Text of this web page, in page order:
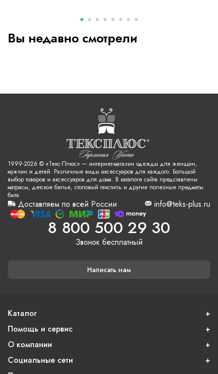
Вы недавно смотрели
1999-2026 © «Текс-Плюс» — интернет-магазин одежды для женщин,
мужчин и детей. Различные виды аксессуаров для каждого. Большой
выбор товаров и аксессуаров для дома. В каталоге сайта представлены
матрасы, детское белье, столовый текстиль и другие полезные предметы
быта.
Доставляем по всей России info@teks-plus.ru
8 800 500 29 30
Звонок бесплатный
Написать нам
Каталог
Помощь и сервис
О компании
Социальные сети